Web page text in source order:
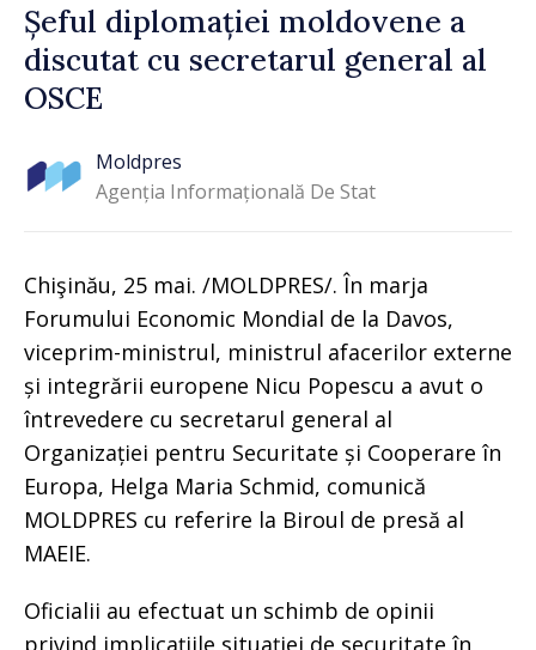
Șeful diplomației moldovene a
discutat cu secretarul general al
OSCE
Moldpres
Agenția Informațională De Stat
Chişinău, 25 mai. /MOLDPRES/. În marja
Forumului Economic Mondial de la Davos,
viceprim-ministrul, ministrul afacerilor externe
și integrării europene Nicu Popescu a avut o
întrevedere cu secretarul general al
Organizației pentru Securitate și Cooperare în
Europa, Helga Maria Schmid, comunică
MOLDPRES cu referire la Biroul de presă al
MAEIE.
Oficialii au efectuat un schimb de opinii
privind implicațiile situației de securitate în